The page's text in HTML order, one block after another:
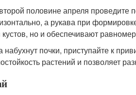
половине апреля проведите
а рукава при
но и обеспечивают
набухнут почки, приступайте к
растений и позволяет